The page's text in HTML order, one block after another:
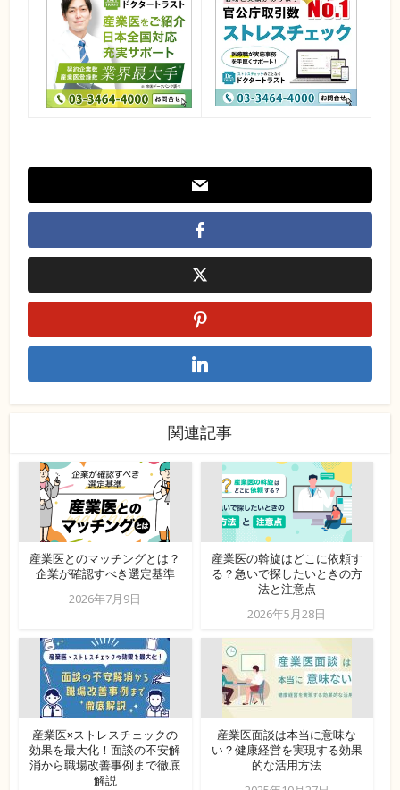
関連記事
産業医とのマッチングとは？
企業が確認すべき選定基準
2026年7月9日
産業医の斡旋はどこに依頼す
る？急いで探したいときの方
法と注意点
2026年5月28日
産業医×ストレスチェックの
効果を最大化！面談の不安解
消から職場改善事例まで徹底
解説
産業医面談は本当に意味な
い？健康経営を実現する効果
的な活用方法